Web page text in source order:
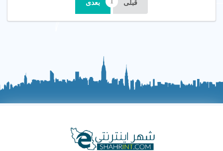
قبلی بعدی